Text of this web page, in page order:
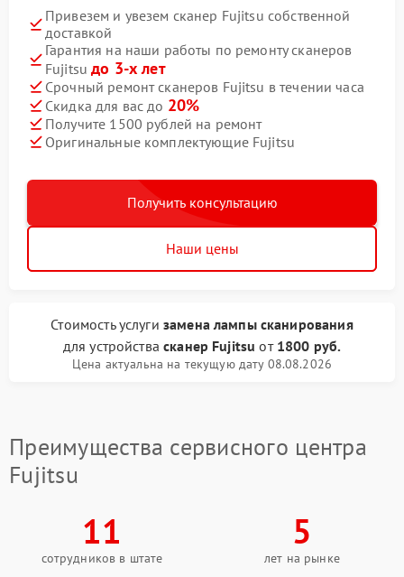
Привезем и увезем сканер Fujitsu собственной
доставкой
Гарантия на наши работы по ремонту сканеров
Fujitsuдо 3-х лет
Срочный ремонт сканеров Fujitsu в течении часа
Скидка для вас до 20%
Получите 1500 рублей на ремонт
Оригинальные комплектующие Fujitsu
Получить консультацию
Наши цены
Стоимость услуги замена лампы сканирования
для устройствасканер Fujitsu от 1800 руб.
Цена актуальна на текущую дату 08.08.2026
Преимущества сервисного центра
Fujitsu
11
сотрудников в штате
5
лет на рынке